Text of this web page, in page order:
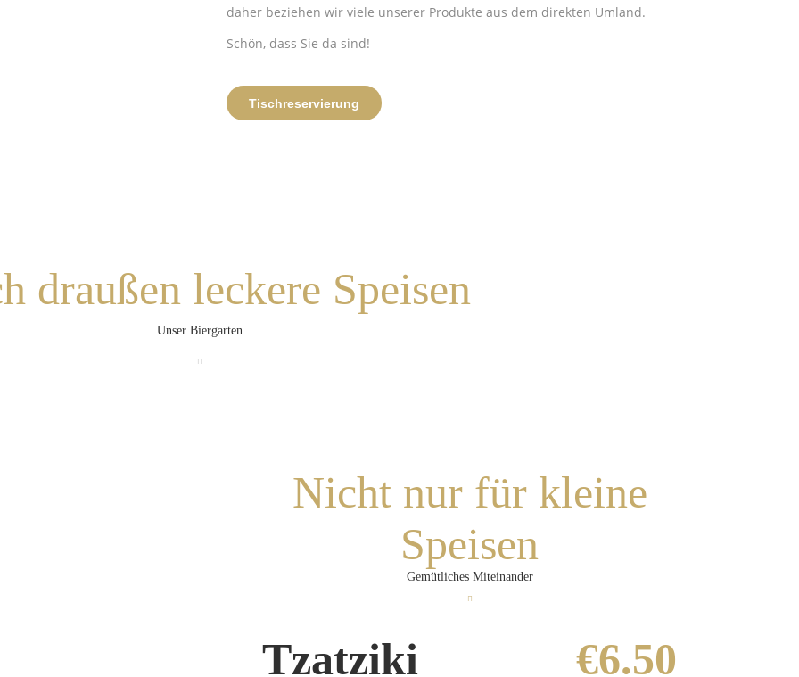
daher beziehen wir viele unserer Produkte aus dem direkten Umland.
Schön, dass Sie da sind!
Tischreservierung
draußen leckere Speisen
Unser Biergarten
Nicht nur für kleine
Speisen
Gemütliches Miteinander
Tzatziki €6.50